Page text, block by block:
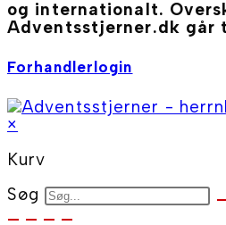
og internationalt.
Adventsstjerner.dk går
Forhandlerlogin
×
Kurv
Søg